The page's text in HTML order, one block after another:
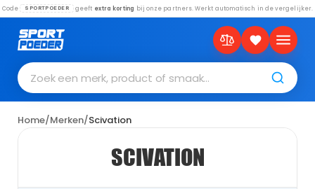
Code SPORTPOEDER geeft extra korting bij onze partners. Werkt automatisch in de vergelijker.
Zoek een merk, product of smaak…
Home/Merken/Scivation
SCIVATION